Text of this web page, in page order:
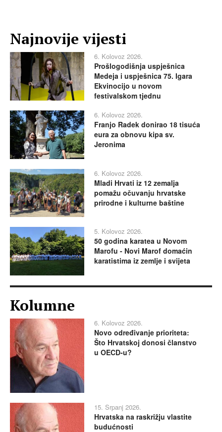
Najnovije vijesti
6. Kolovoz 2026.
Prošlogodišnja uspješnica
Medeja i uspješnica 75. Igara
Ekvinocijo u novom
festivalskom tjednu
6. Kolovoz 2026.
Franjo Radek donirao 18 tisuća
eura za obnovu kipa sv.
Jeronima
6. Kolovoz 2026.
Mladi Hrvati iz 12 zemalja
pomažu očuvanju hrvatske
prirodne i kulturne baštine
5. Kolovoz 2026.
50 godina karatea u Novom
Marofu - Novi Marof domaćin
karatistima iz zemlje i svijeta
Kolumne
6. Kolovoz 2026.
Novo određivanje prioriteta:
Što Hrvatskoj donosi članstvo
u OECD-u?
15. Srpanj 2026.
Hrvatska na raskrižju vlastite
budućnosti